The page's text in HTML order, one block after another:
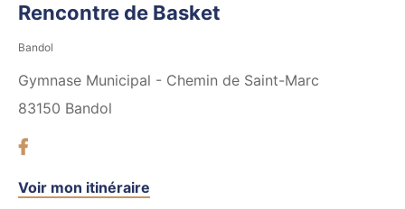
Rencontre de Basket
Bandol
Gymnase Municipal - Chemin de Saint-Marc
83150 Bandol
Voir mon itinéraire